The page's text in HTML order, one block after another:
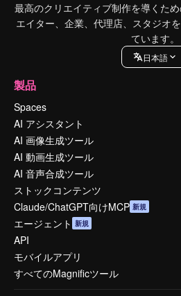
最高のクリエイティブ制作を導くた
エイター、企業、代理店、スタジオ
ています。
日本語
製品
Spaces
AI アシスタント
AI 画像生成ツール
AI 動画生成ツール
AI 音声合成ツール
ストックコンテンツ
Claude/ChatGPT向けMCP 新規
エージェント 新規
API
モバイルアプリ
すべてのMagnificツール